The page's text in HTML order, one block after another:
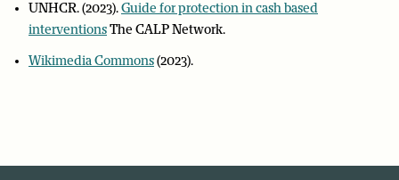
UNHCR. (2023).Guide for protection in cash based
interventionsThe CALP Network.
Wikimedia Commons(2023).